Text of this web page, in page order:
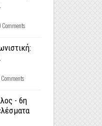
- 6η